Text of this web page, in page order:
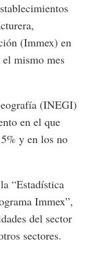
(Immex) en
mismo mes
(INEGI)
en el que
y en los no
“Estadística
Immex”,
del sector
sectores.